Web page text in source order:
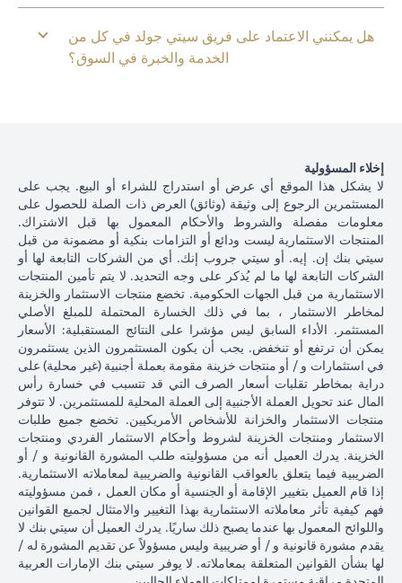
هل يمكنني الاعتماد على فريق سيتي جولد في كل من
الخدمة والخبرة في السوق؟
إخلاء المسؤولية
لا يشكل هذا الموقع أي عرض أو استدراج للشراء أو البيع. يجب على
المستثمرين الرجوع إلى وثيقة (وثائق) العرض ذات الصلة للحصول على
معلومات مفصلة والشروط والأحكام المعمول بها قبل الاشتراك.
المنتجات الاستثمارية ليست ودائع أو التزامات بنكية أو مضمونة من قبل
سيتي بنك إن. إيه. أو سيتي جروب إنك. أي من الشركات التابعة لها أو
الشركات التابعة لها ما لم يُذكر على وجه التحديد. لا يتم تأمين المنتجات
الاستثمارية من قبل الجهات الحكومية. تخضع منتجات الاستثمار والخزينة
لمخاطر الاستثمار ، بما في ذلك الخسارة المحتملة للمبلغ الأصلي
المستثمر. الأداء السابق ليس مؤشرا على النتائج المستقبلية: الأسعار
يمكن أن ترتفع أو تنخفض. يجب أن يكون المستثمرون الذين يستثمرون
في استثمارات و / أو منتجات خزينة مقومة بعملة أجنبية (غير محلية) على
دراية بمخاطر تقلبات أسعار الصرف التي قد تتسبب في خسارة رأس
المال عند تحويل العملة الأجنبية إلى العملة المحلية للمستثمرين. لا تتوفر
منتجات الاستثمار والخزانة للأشخاص الأمريكيين. تخضع جميع طلبات
الاستثمار ومنتجات الخزينة لشروط وأحكام الاستثمار الفردي ومنتجات
الخزينة. يدرك العميل أنه من مسؤوليته طلب المشورة القانونية و / أو
الضريبية فيما يتعلق بالعواقب القانونية والضريبية لمعاملاته الاستثمارية.
إذا قام العميل بتغيير الإقامة أو الجنسية أو مكان العمل ، فمن مسؤوليته
فهم كيفية تأثر معاملاته الاستثمارية بهذا التغيير والامتثال لجميع القوانين
واللوائح المعمول بها عندما يصبح ذلك ساريًا. يدرك العميل أن سيتي بنك لا
يقدم مشورة قانونية و / أو ضريبية وليس مسؤولاً عن تقديم المشورة له /
لها بشأن القوانين المتعلقة بمعاملاته. لا يوفر سيتي بنك الإمارات العربية